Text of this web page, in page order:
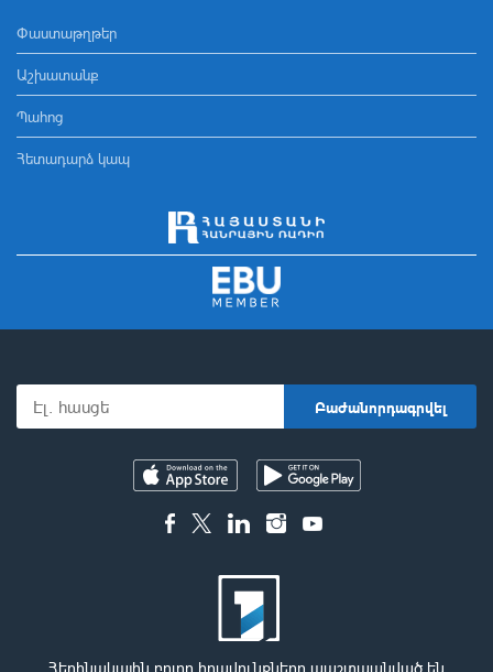
Փաստաթղթեր
Աշխատանք
Պահոց
Հետադարձ կապ
Հեղինակային բոլոր իրավունքները պաշտպանված են